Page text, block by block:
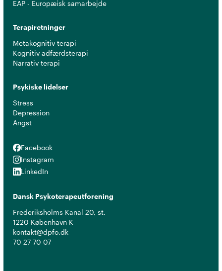
EAP - Europæisk samarbejde
Terapiretninger
Metakognitiv terapi
Kognitiv adfærdsterapi
Narrativ terapi
Psykiske lidelser
Stress
Depression
Angst
Facebook
Facebook
Instagram
Instagram
LinkedIn
LinkedIn
Dansk Psykoterapeutforening
Frederiksholms Kanal 20, st.
1220 København K
kontakt@dpfo.dk
70 27 70 07